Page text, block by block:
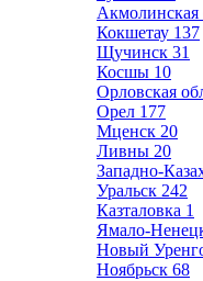
Акмолинская
Кокшетау 137
Щучинск 31
Косшы 10
Орловская
Орел 177
Мценск 20
Ливны 20
Западно-
Уральск 242
Казталовка 1
Ямало-
Новый
Ноябрьск 68